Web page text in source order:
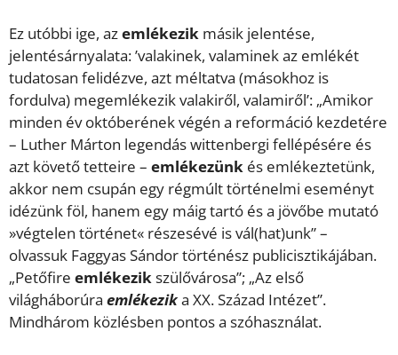
Ez utóbbi ige, azemlékezik másik jelentése,
jelentésárnyalata: ’valakinek, valaminek az emlékét
tudatosan felidézve, azt méltatva (másokhoz is
fordulva) megemlékezik valakiről, valamiről’: „Amikor
minden év októberének végén a reformáció kezdetére
– Luther Márton legendás wittenbergi fellépésére és
azt követő tetteire – emlékezünk és emlékeztetünk,
akkor nem csupán egy régmúlt történelmi eseményt
idézünk föl, hanem egy máig tartó és a jövőbe mutató
»végtelen történet« részesévé is vál(hat)unk” –
olvassuk Faggyas Sándor történész publicisztikájában.
„Petőfire emlékezikszülővárosa”; „Az első
világháborúra emlékezika XX. Század Intézet”.
Mindhárom közlésben pontos a szóhasználat.